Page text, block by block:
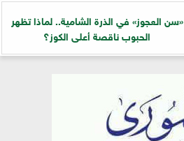
«سن العجوز» في الذرة الشامية.. لماذا تظهر
الحبوب ناقصة أعلى الكوز؟